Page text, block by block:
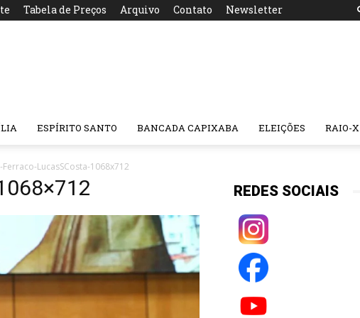
Tabela de Preços Arquivo Contato Newsletter
ESPÍRITO SANTO BANCADA CAPIXABA ELEIÇÕES RAIO-X
LucasSCosta-1068x712
REDES SOCIAIS